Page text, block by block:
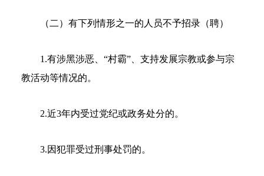
（二）有下列情形之一的人员不予招录（聘）
1.有涉黑涉恶、“村霸”、支持发展宗教或参与宗
教活动等情况的。
2.近3年内受过党纪或政务处分的。
3.因犯罪受过刑事处罚的。